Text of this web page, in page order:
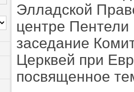
СЛУЖЕНИЕ
Церковь и власть
Церковь и общество
Церковь и СМИ
Элладской
центре
заседание
Церквей при
посвященное